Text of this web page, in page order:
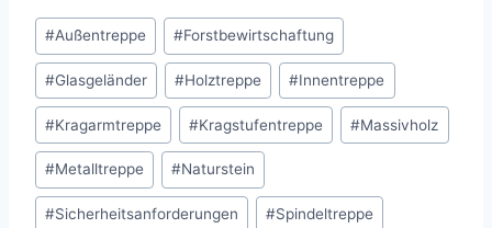
Post
Tags:
#Außentreppe #Forstbewirtschaftung
#Glasgeländer #Holztreppe #Innentreppe
#Kragarmtreppe #Kragstufentreppe #Massivholz
#Metalltreppe #Naturstein
#Sicherheitsanforderungen #Spindeltreppe